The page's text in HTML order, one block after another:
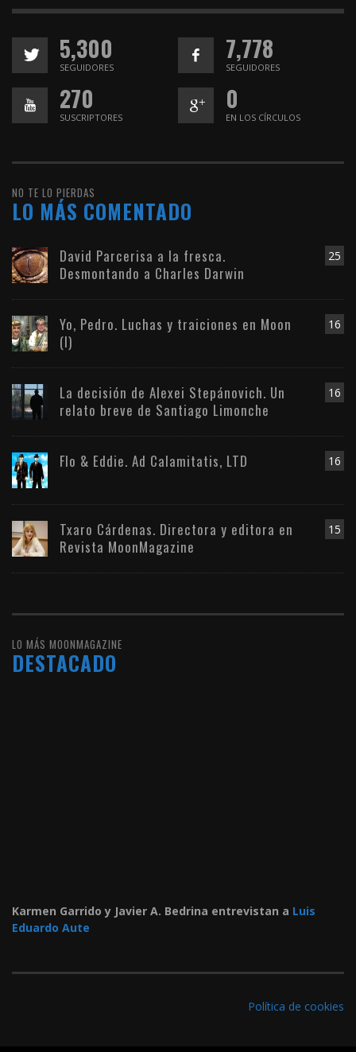
5,300
SEGUIDORES
7,778
SEGUIDORES
270
SUSCRIPTORES
0
EN LOS CÍRCULOS
NO TE LO PIERDAS
LO MÁS COMENTADO
25
David Parcerisa a la fresca.
Desmontando a Charles Darwin
16
Yo, Pedro. Luchas y traiciones en Moon
(I)
16
La decisión de Alexei Stepánovich. Un
relato breve de Santiago Limonche
16
Flo & Eddie. Ad Calamitatis, LTD
15
Txaro Cárdenas. Directora y editora en
Revista MoonMagazine
LO MÁS MOONMAGAZINE
DESTACADO
Karmen Garrido y Javier A. Bedrina entrevistan a Luis
Eduardo Aute
Política de cookies